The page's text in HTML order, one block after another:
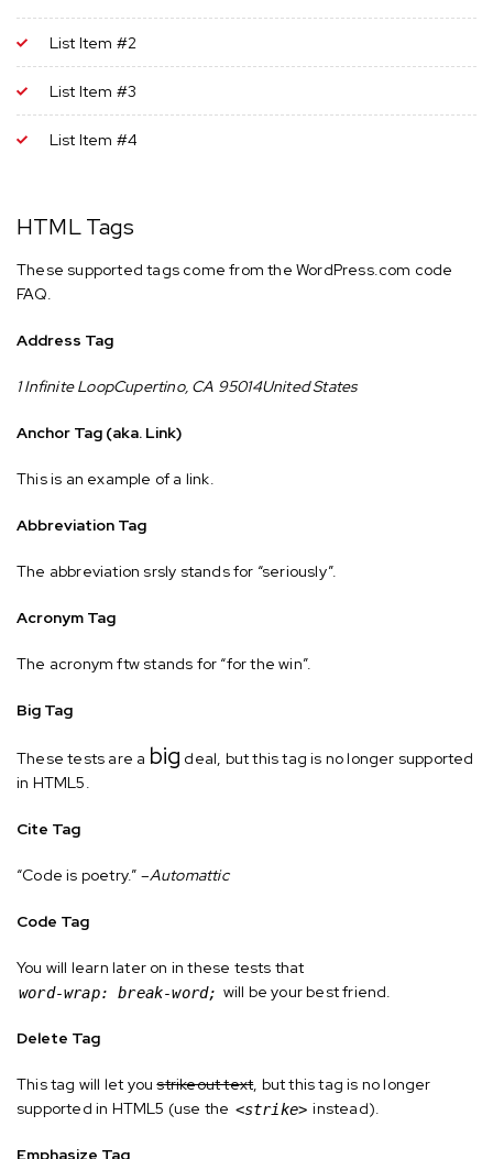
List Item #2
List Item #3
List Item #4
HTML Tags
These supported tags come from the WordPress.com code
FAQ.
Address Tag
1 Infinite LoopCupertino, CA 95014United States
Anchor Tag (aka. Link)
This is an example of a link.
Abbreviation Tag
The abbreviation srsly stands for “seriously”.
Acronym Tag
The acronymftw stands for “for the win”.
Big Tag
These tests are a big deal, but this tag is no longer supported
in HTML5.
Cite Tag
“Code is poetry.” –Automattic
Code Tag
You will learn later on in these tests that
word-wrap: break-word; will be your best friend.
Delete Tag
This tag will let youstrikeout text, but this tag is no longer
supported in HTML5 (use the <strike> instead).
Emphasize Tag